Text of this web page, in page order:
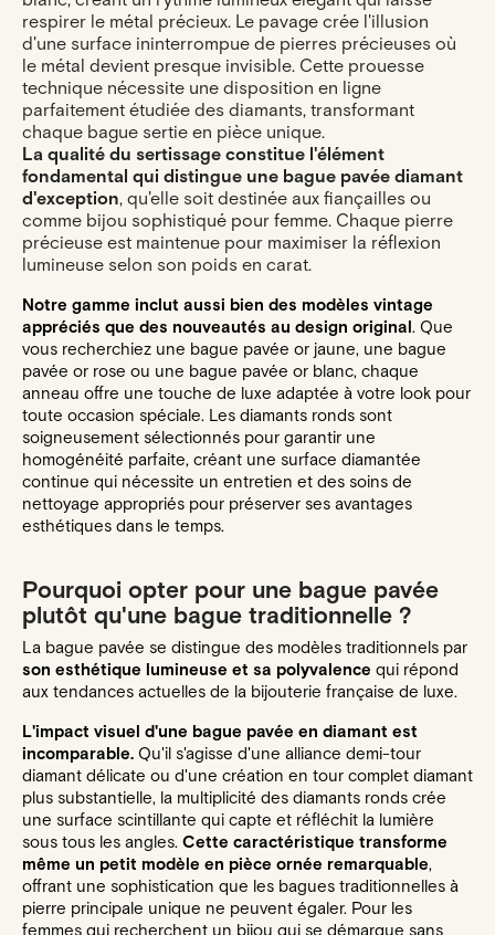
respirer le métal précieux. Le pavage crée l'illusion
d'une surface ininterrompue de pierres précieuses où
le métal devient presque invisible. Cette prouesse
technique nécessite une disposition en ligne
parfaitement étudiée des diamants, transformant
chaque bague sertie en pièce unique.
La qualité du sertissage constitue l'élément
fondamental qui distingue une bague pavée diamant
d'exception, qu'elle soit destinée aux fiançailles ou
comme bijou sophistiqué pour femme. Chaque pierre
précieuse est maintenue pour maximiser la réflexion
lumineuse selon son poids en carat.
Notre gamme inclut aussi bien des modèles vintage
appréciés que des nouveautés au design original. Que
vous recherchiez une bague pavée or jaune, une bague
pavée or rose ou une bague pavée or blanc, chaque
anneau offre une touche de luxe adaptée à votre look pour
toute occasion spéciale. Les diamants ronds sont
soigneusement sélectionnés pour garantir une
homogénéité parfaite, créant une surface diamantée
continue qui nécessite un entretien et des soins de
nettoyage appropriés pour préserver ses avantages
esthétiques dans le temps.
Pourquoi opter pour une bague pavée
plutôt qu'une bague traditionnelle ?
La bague pavée se distingue des modèles traditionnels par
son esthétique lumineuse et sa polyvalence qui répond
aux tendances actuelles de la bijouterie française de luxe.
L'impact visuel d'une bague pavée en diamant est
incomparable. Qu'il s'agisse d'une alliance demi-tour
diamant délicate ou d'une création en tour complet diamant
plus substantielle, la multiplicité des diamants ronds crée
une surface scintillante qui capte et réfléchit la lumière
sous tous les angles. Cette caractéristique transforme
même un petit modèle en pièce ornée remarquable,
offrant une sophistication que les bagues traditionnelles à
pierre principale unique ne peuvent égaler. Pour les